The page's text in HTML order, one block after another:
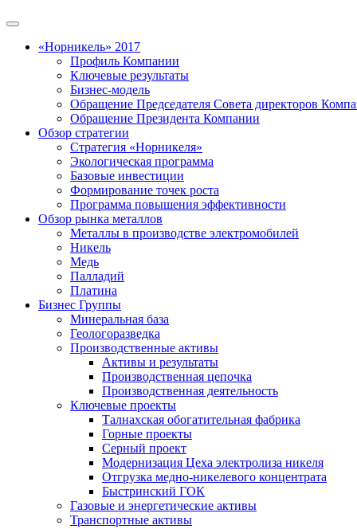
«Норникель» 2017
Профиль Компании
Ключевые результаты
Бизнес-модель
Обращение Председателя Совета директоров
Обращение Президента Компании
Обзор стратегии
Стратегия «Норникеля»
Экологическая программа
Базовые инвестиции
Формирование точек роста
Программа повышения эффективности
Обзор рынка металлов
Металлы в производстве электромобилей
Никель
Медь
Палладий
Платина
Бизнес Группы
Минеральная база
Геологоразведка
Производственные активы
Активы и результаты
Производственная цепочка
Производственная деятельность
Ключевые проекты
Талнахская обогатительная фабрика
Горные проекты
Серный проект
Модернизация Цеха электролиза никеля
Отгрузка медно-никелевого концентрата
Быстринский ГОК
Газовые и энергетические активы
Транспортные активы